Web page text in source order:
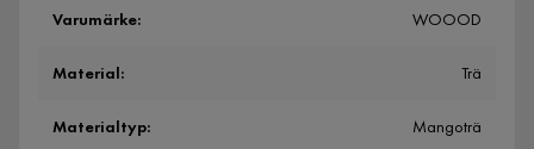
Varumärke: WOOOD
Material: Trä
Materialtyp: Mangoträ